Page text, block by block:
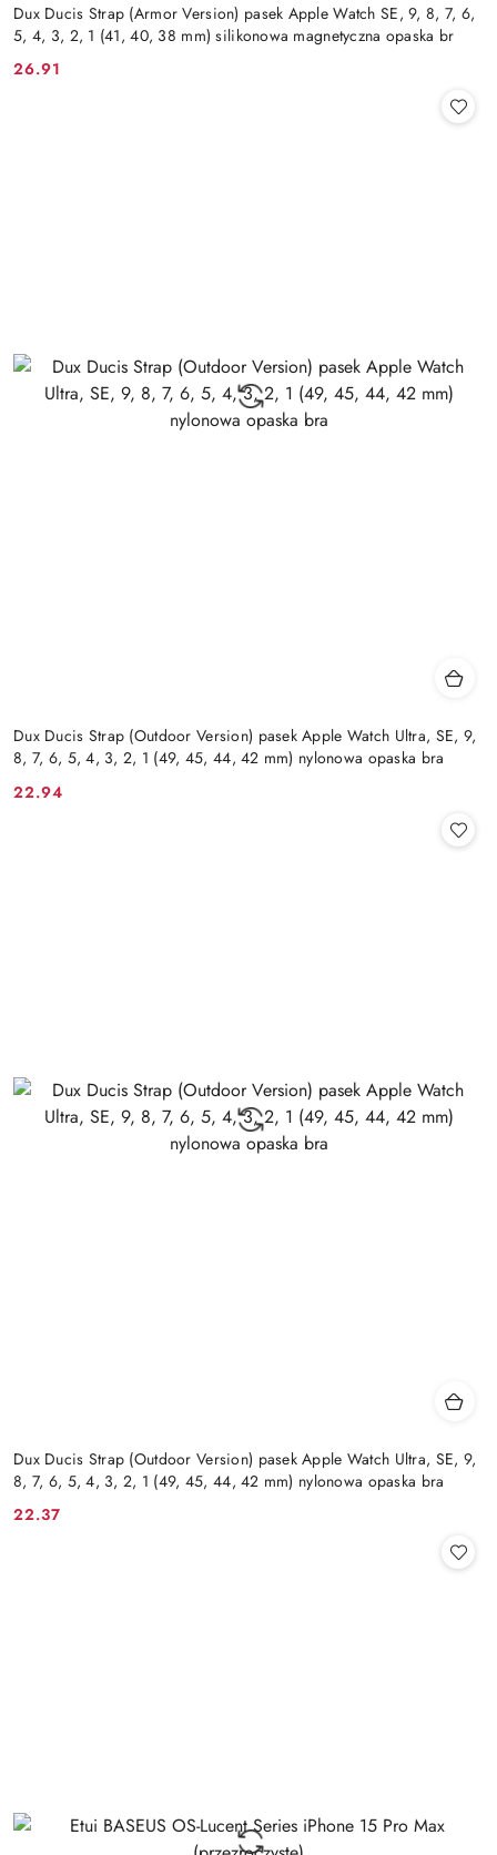
Dux Ducis Strap (Armor Version) pasek Apple Watch SE, 9, 8, 7, 6,
5, 4, 3, 2, 1 (41, 40, 38 mm) silikonowa magnetyczna opaska br
Cena:
26.91
Dux Ducis Strap (Outdoor Version) pasek Apple Watch Ultra, SE, 9,
8, 7, 6, 5, 4, 3, 2, 1 (49, 45, 44, 42 mm) nylonowa opaska bra
Cena:
22.94
Dux Ducis Strap (Outdoor Version) pasek Apple Watch Ultra, SE, 9,
8, 7, 6, 5, 4, 3, 2, 1 (49, 45, 44, 42 mm) nylonowa opaska bra
Cena:
22.37